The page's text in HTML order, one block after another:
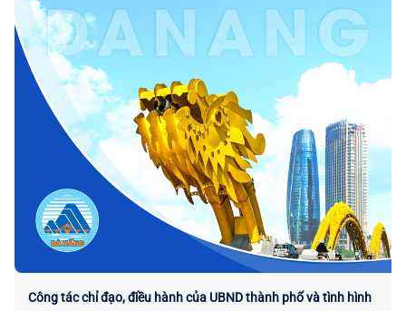
Công tác chỉ đạo, điều hành của UBND thành phố và tình hình